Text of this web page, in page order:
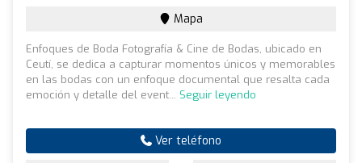
Mapa
Enfoques de Boda Fotografía & Cine de Bodas, ubicado en
Ceutí, se dedica a capturar momentos únicos y memorables
en las bodas con un enfoque documental que resalta cada
emoción y detalle del event... Seguir leyendo
Ver teléfono